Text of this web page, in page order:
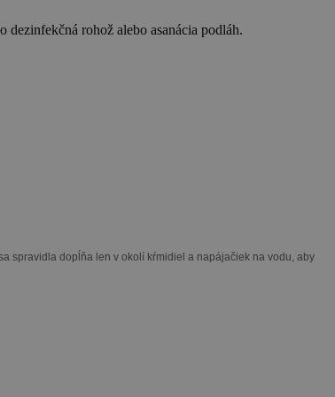
rohož alebo asanácia podláh.
spravidla dopĺňa len v okolí kŕmidiel a napájačiek na vodu, aby